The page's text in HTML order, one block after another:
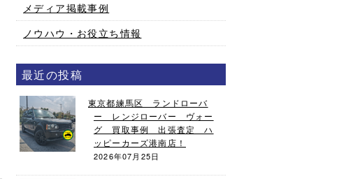
メディア掲載事例
ノウハウ・お役立ち情報
最近の投稿
東京都練馬区 ランドローバ
ー レンジローバー ヴォー
グ 買取事例 出張査定 ハ
ッピーカーズ港南店！
2026年07月25日